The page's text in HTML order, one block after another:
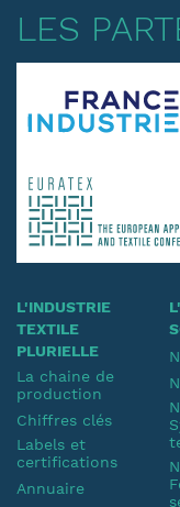
LES
L'INDUSTRIE
TEXTILE
PLURIELLE
La chaine de
production
Chiffres clés
Labels et
certifications
Annuaire